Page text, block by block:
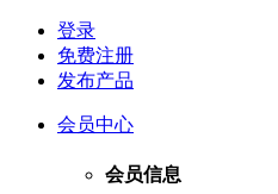
登录
免费注册
发布产品
会员中心
会员信息